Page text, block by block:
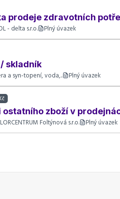
prodeje zdravotních
- delta s.r.o. Plný úvazek
skladník
a syn-topení, voda,.. Plný úvazek
ostatního zboží v
Foltýnová s.r.o. Plný úvazek